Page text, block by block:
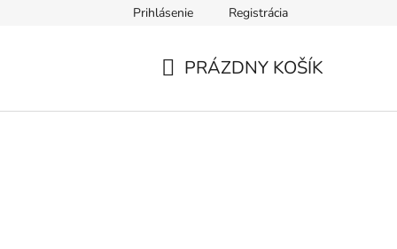
Prihlásenie Registrácia
PRÁZDNY KOŠÍK